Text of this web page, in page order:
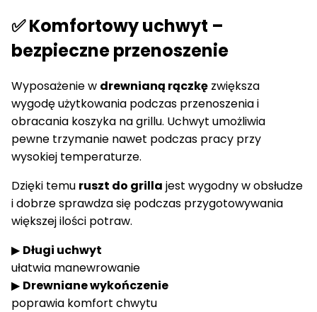
✅ Komfortowy uchwyt –
bezpieczne przenoszenie
Wyposażenie w drewnianą rączkę zwiększa
wygodę użytkowania podczas przenoszenia i
obracania koszyka na grillu. Uchwyt umożliwia
pewne trzymanie nawet podczas pracy przy
wysokiej temperaturze.
Dzięki temu ruszt do grilla jest wygodny w obsłudze
i dobrze sprawdza się podczas przygotowywania
większej ilości potraw.
▶ Długi uchwyt
ułatwia manewrowanie
▶ Drewniane wykończenie
poprawia komfort chwytu